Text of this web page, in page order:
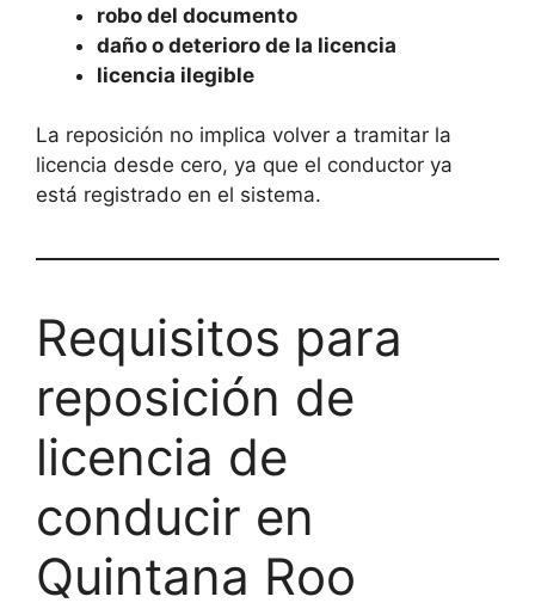
robo del documento
daño o deterioro de la licencia
licencia ilegible
La reposición no implica volver a tramitar la
licencia desde cero, ya que el conductor ya
está registrado en el sistema.
Requisitos para
reposición de
licencia de
conducir en
Quintana Roo